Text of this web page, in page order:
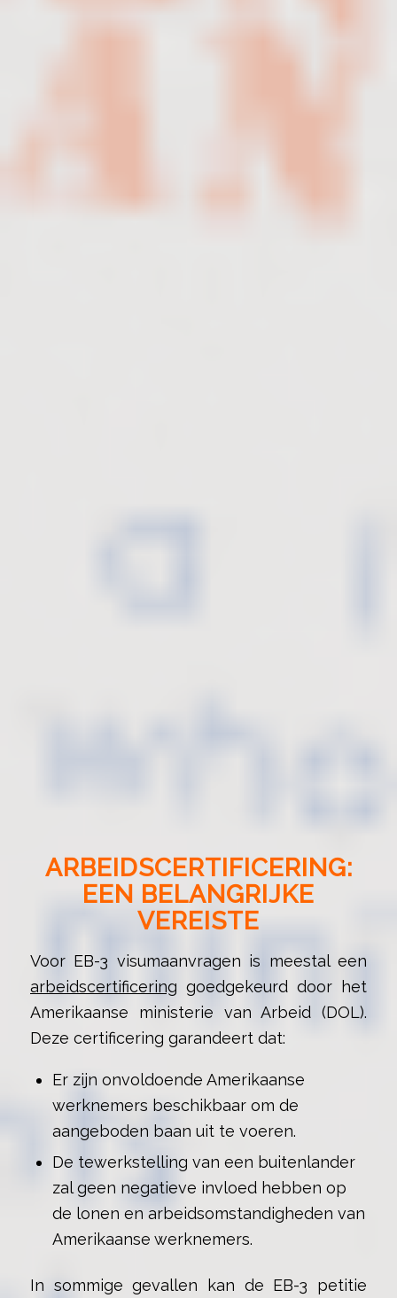
ARBEIDSCERTIFICERING:
EEN BELANGRIJKE
VEREISTE
Voor EB-3 visumaanvragen is meestal een
arbeidscertificering goedgekeurd door het
Amerikaanse ministerie van Arbeid (DOL).
Deze certificering garandeert dat:
Er zijn onvoldoende Amerikaanse
werknemers beschikbaar om de
aangeboden baan uit te voeren.
De tewerkstelling van een buitenlander
zal geen negatieve invloed hebben op
de lonen en arbeidsomstandigheden van
Amerikaanse werknemers.
In sommige gevallen kan de EB-3 petitie